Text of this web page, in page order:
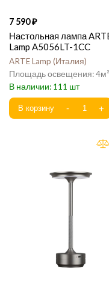
7 590
Настольная лампа
Lamp A5056LT-1CC
ARTE Lamp Италия
4
111